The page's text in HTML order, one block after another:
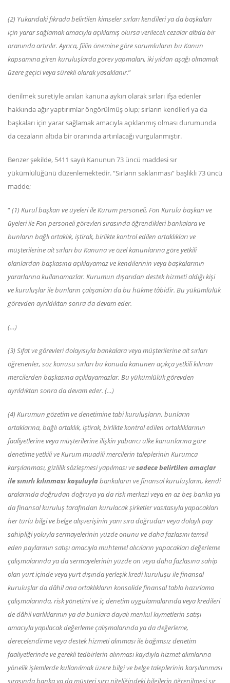
(2) Yukarıdaki fıkrada belirtilen kimseler sırları kendileri ya da başkaları
için yarar sağlamak amacıyla açıklamış olursa verilecek cezalar altıda bir
oranında artırılır. Ayrıca, fiilin önemine göre sorumluların bu Kanun
kapsamına giren kuruluşlarda görev yapmaları, iki yıldan aşağı olmamak
üzere geçici veya sürekli olarak yasaklanır.”
denilmek suretiyle anılan kanuna aykırı olarak sırları ifşa edenler
hakkında ağır yaptırımlar öngörülmüş olup; sırların kendileri ya da
başkaları için yarar sağlamak amacıyla açıklanmış olması durumunda
da cezaların altıda bir oranında artırılacağı vurgulanmıştır.
Benzer şekilde, 5411 sayılı Kanunun 73 üncü maddesi sır
yükümlülüğünü düzenlemektedir. “Sırların saklanması” başlıklı 73 üncü
madde;
“(1) Kurul başkan ve üyeleri ile Kurum personeli, Fon Kurulu başkan ve
üyeleri ile Fon personeli görevleri sırasında öğrendikleri bankalara ve
bunların bağlı ortaklık, iştirak, birlikte kontrol edilen ortaklıkları ve
müşterilerine ait sırları bu Kanuna ve özel kanunlarına göre yetkili
olanlardan başkasına açıklayamaz ve kendilerinin veya başkalarının
yararlarına kullanamazlar. Kurumun dışarıdan destek hizmeti aldığı kişi
ve kuruluşlar ile bunların çalışanları da bu hükme tâbidir. Bu yükümlülük
görevden ayrıldıktan sonra da devam eder.
(…)
(3) Sıfat ve görevleri dolayısıyla bankalara veya müşterilerine ait sırları
öğrenenler, söz konusu sırları bu konuda kanunen açıkça yetkili kılınan
mercilerden başkasına açıklayamazlar. Bu yükümlülük görevden
ayrıldıktan sonra da devam eder. (…)
(4) Kurumun gözetim ve denetimine tabi kuruluşların, bunların
ortaklarına, bağlı ortaklık, iştirak, birlikte kontrol edilen ortaklıklarının
faaliyetlerine veya müşterilerine ilişkin yabancı ülke kanunlarına göre
denetime yetkili ve Kurum muadili mercilerin taleplerinin Kurumca
karşılanması, gizlilik sözleşmesi yapılması vesadece belirtilen amaçlar
ile sınırlı kılınması koşuluylabankaların ve finansal kuruluşların, kendi
aralarında doğrudan doğruya ya da risk merkezi veya en az beş banka ya
da finansal kuruluş tarafından kurulacak şirketler vasıtasıyla yapacakları
her türlü bilgi ve belge alışverişinin yanı sıra doğrudan veya dolaylı pay
sahipliği yoluyla sermayelerinin yüzde onunu ve daha fazlasını temsil
eden paylarının satışı amacıyla muhtemel alıcıların yapacakları değerleme
çalışmalarında ya da sermayelerinin yüzde on veya daha fazlasına sahip
olan yurt içinde veya yurt dışında yerleşik kredi kuruluşu ile finansal
kuruluşlar da dâhil ana ortaklıkların konsolide finansal tablo hazırlama
çalışmalarında, risk yönetimi ve iç denetim uygulamalarında veya kredileri
de dâhil varlıklarının ya da bunlara dayalı menkul kıymetlerin satışı
amacıyla yapılacak değerleme çalışmalarında ya da değerleme,
derecelendirme veya destek hizmeti alınması ile bağımsız denetim
faaliyetlerinde ve gerekli tedbirlerin alınması kaydıyla hizmet alımlarına
yönelik işlemlerde kullanılmak üzere bilgi ve belge taleplerinin karşılanması
sırasında banka ya da müşteri sırrı niteliğindeki bilgilerin öğrenilmesi sır